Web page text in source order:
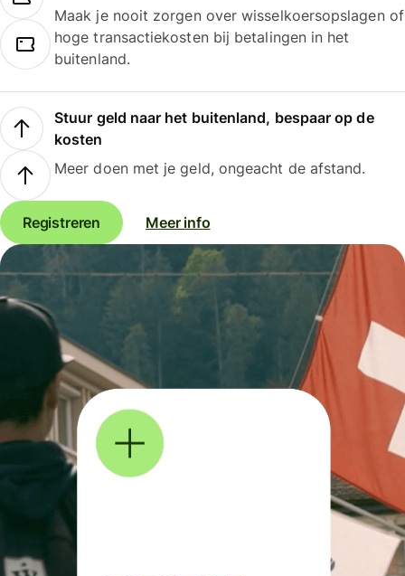
Maak je nooit zorgen over wisselkoersopslagen of
hoge transactiekosten bij betalingen in het
buitenland.
Stuur geld naar het buitenland, bespaar op de
kosten
Meer doen met je geld, ongeacht de afstand.
Registreren Meer info